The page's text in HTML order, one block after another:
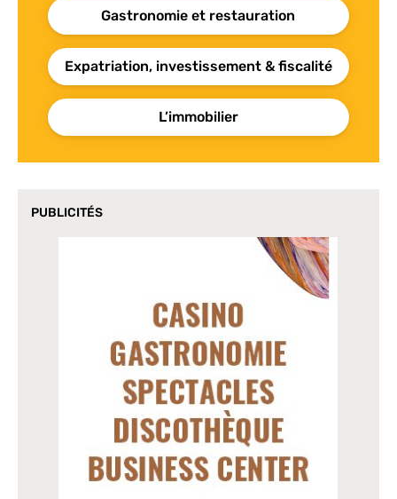
Gastronomie et restauration
Expatriation, investissement & fiscalité
L’immobilier
PUBLICITÉS